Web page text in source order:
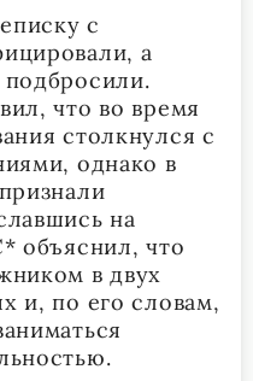
с
а
что во время
столкнулся с
однако в
на
объяснил, что
в двух
и, по его словам,